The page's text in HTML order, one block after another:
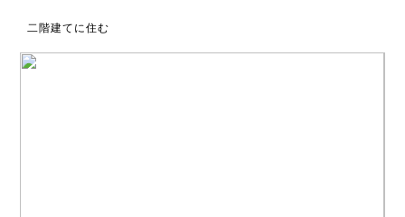
二階建てに住む